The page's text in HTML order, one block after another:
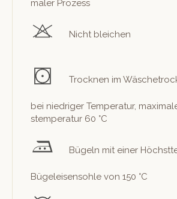
maler Prozess
Nicht bleichen
Trock­nen im
bei niedriger Tem­per­atur,
stem­per­atur 60 °C
Bügeln mit ein­er
Bügeleisen­sohle von 150 °C